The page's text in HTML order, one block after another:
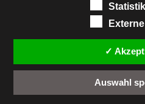
Statistik
✓
Auswahl